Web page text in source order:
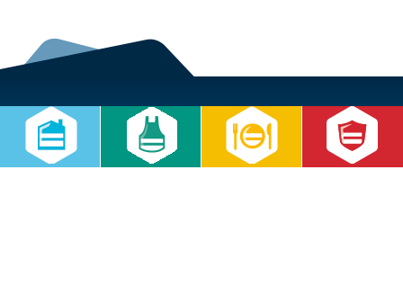
Home Kontaktformular Impressum
Datenschutz
Datenschutzeinstellungen
Lieferkettensorgfaltspflichtengesetz